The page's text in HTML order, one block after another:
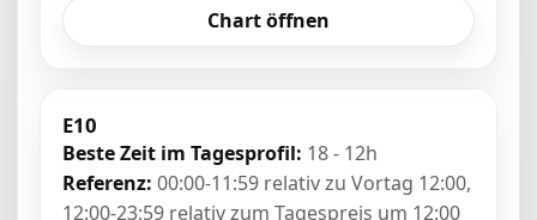
Chart öffnen
E10
Beste Zeit im Tagesprofil: 18 - 12h
Referenz: 00:00-11:59 relativ zu Vortag 12:00,
12:00-23:59 relativ zum Tagespreis um 12:00